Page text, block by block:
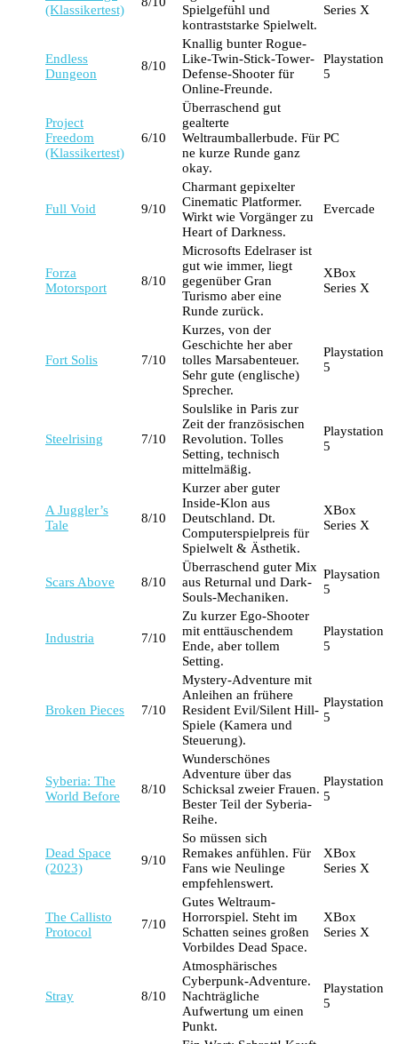
(Klassikertest)
Spielgefühl und
kontraststarke Spielwelt.
Series X
Endless
Dungeon
8/10
Knallig bunter Rogue-
Like-Twin-Stick-Tower-
Defense-Shooter für
Online-Freunde.
Playstation
5
Project
Freedom
(Klassikertest)
6/10
Überraschend gut
gealterte
Weltraumballerbude. Für
ne kurze Runde ganz
okay.
PC
Full Void 9/10
Charmant gepixelter
Cinematic Platformer.
Wirkt wie Vorgänger zu
Heart of Darkness.
Evercade
Forza
Motorsport
8/10
Microsofts Edelraser ist
gut wie immer, liegt
gegenüber Gran
Turismo aber eine
Runde zurück.
XBox
Series X
Fort Solis 7/10
Kurzes, von der
Geschichte her aber
tolles Marsabenteuer.
Sehr gute (englische)
Sprecher.
Playstation
5
Steelrising 7/10
Soulslike in Paris zur
Zeit der französischen
Revolution. Tolles
Setting, technisch
mittelmäßig.
Playstation
5
A Juggler’s
Tale
8/10
Kurzer aber guter
Inside-Klon aus
Deutschland. Dt.
Computerspielpreis für
Spielwelt & Ästhetik.
XBox
Series X
Scars Above 8/10
Überraschend guter Mix
aus Returnal und Dark-
Souls-Mechaniken.
Playsation
5
Industria 7/10
Zu kurzer Ego-Shooter
mit enttäuschendem
Ende, aber tollem
Setting.
Playstation
5
Broken Pieces 7/10
Mystery-Adventure mit
Anleihen an frühere
Resident Evil/Silent Hill-
Spiele (Kamera und
Steuerung).
Playstation
5
Syberia: The
World Before
8/10
Wunderschönes
Adventure über das
Schicksal zweier Frauen.
Bester Teil der Syberia-
Reihe.
Playstation
5
Dead Space
(2023)
9/10
So müssen sich
Remakes anfühlen. Für
Fans wie Neulinge
empfehlenswert.
XBox
Series X
The Callisto
Protocol
7/10
Gutes Weltraum-
Horrorspiel. Steht im
Schatten seines großen
Vorbildes Dead Space.
XBox
Series X
Stray 8/10
Atmosphärisches
Cyberpunk-Adventure.
Nachträgliche
Aufwertung um einen
Punkt.
Playstation
5